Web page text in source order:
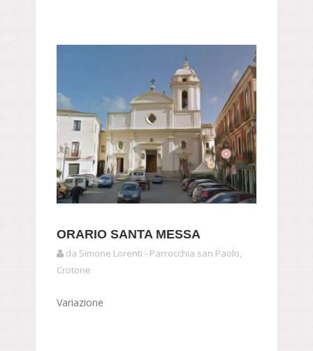
ORARIO SANTA MESSA
da Simone Lorenti - Parrocchia san Paolo,
Crotone
Variazione